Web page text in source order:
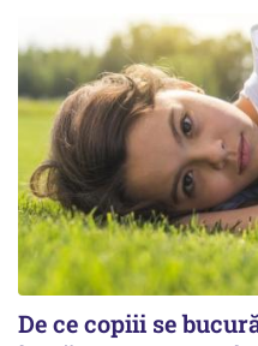
De ce copiii se